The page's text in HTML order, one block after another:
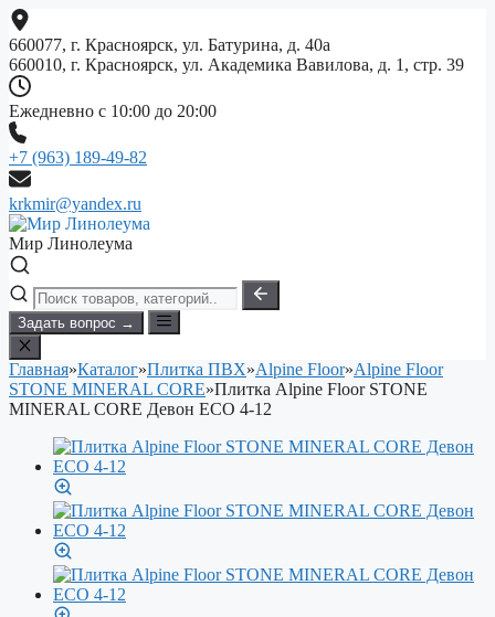
Перейти
к
содержимому
660077, г. Красноярск, ул. Батурина, д. 40а
660010, г. Красноярск, ул. Академика Вавилова, д. 1, стр. 39
Ежедневно с 10:00 до 20:00
+7 (963) 189-49-82
krkmir@yandex.ru
Мир Линолеума
Задать вопрос →
Главная»Каталог»Плитка ПВХ»Alpine Floor»Alpine Floor
STONE MINERAL CORE»Плитка Alpine Floor STONE
MINERAL CORE Девон ЕСО 4-12